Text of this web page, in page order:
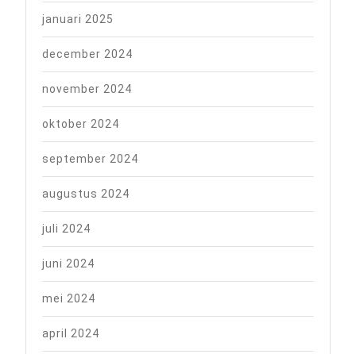
januari 2025
december 2024
november 2024
oktober 2024
september 2024
augustus 2024
juli 2024
juni 2024
mei 2024
april 2024